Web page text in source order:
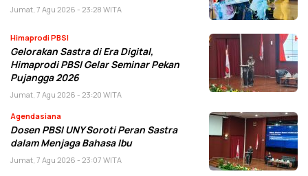
Jumat, 7 Agu 2026 - 23:28 WITA
Himaprodi PBSI
Gelorakan Sastra di Era Digital,
Himaprodi PBSI Gelar Seminar Pekan
Pujangga 2026
Jumat, 7 Agu 2026 - 23:20 WITA
Agendasiana
Dosen PBSI UNY Soroti Peran Sastra
dalam Menjaga Bahasa Ibu
Jumat, 7 Agu 2026 - 23:07 WITA